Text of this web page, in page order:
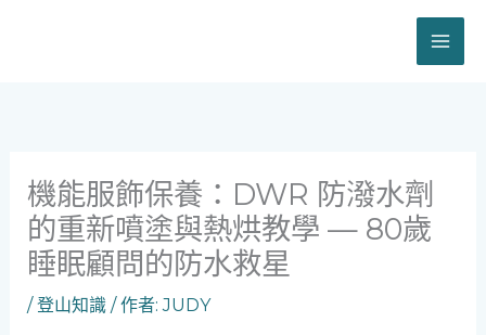
機能服飾保養：DWR 防潑水劑
的重新噴塗與熱烘教學 — 80歲
睡眠顧問的防水救星
/登山知識/ 作者:JUDY